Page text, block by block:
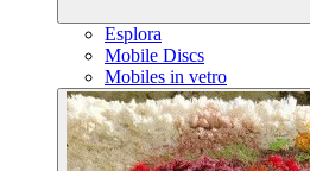
Esplora
Mobile Discs
Mobiles in vetro